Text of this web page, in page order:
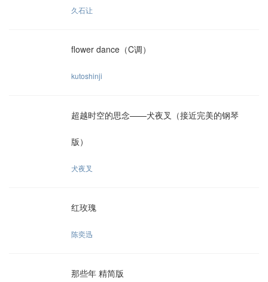
久石让
flower dance（C调）
kutoshinji
超越时空的思念——犬夜叉（接近完美的钢琴
版）
犬夜叉
红玫瑰
陈奕迅
那些年 精简版